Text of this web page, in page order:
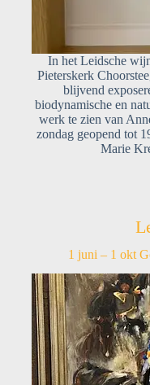
In het Leidsche
Pieterskerk
blijvend
biodynamische en
werk te zien van
zondag geopend tot
Marie
1 juni – 1 okt